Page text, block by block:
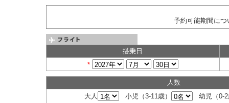
予約可能期間につ
搭乗日
*
人数
大人
小児 （3-11歳） 幼児 （0-